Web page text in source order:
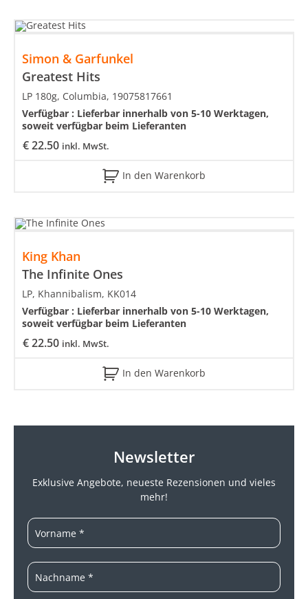
Simon & Garfunkel
Greatest Hits
€22.50 inkl. MwSt.
LP 180g, Columbia, 19075817661
Verfügbar : Lieferbar innerhalb von 5-10 Werktagen,
soweit verfügbar beim Lieferanten
In den Warenkorb
King Khan
The Infinite Ones
€22.50 inkl. MwSt.
LP, Khannibalism, KK014
Verfügbar : Lieferbar innerhalb von 5-10 Werktagen,
soweit verfügbar beim Lieferanten
In den Warenkorb
Newsletter
Exklusive Angebote, neueste Rezensionen und vieles
mehr!